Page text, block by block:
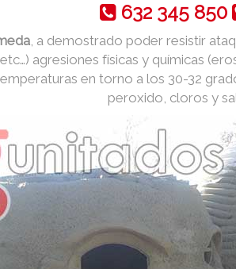
632 345 850
, a demostrado poder resistir
agresiones físicas y químicas
en torno a los 30-32
peroxido, cloros y